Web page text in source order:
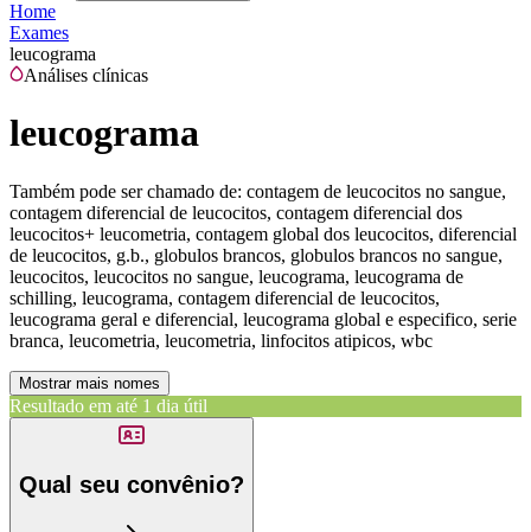
Home
Exames
leucograma
Análises clínicas
leucograma
Também pode ser chamado de: contagem de leucocitos no sangue,
contagem diferencial de leucocitos, contagem diferencial dos
leucocitos+ leucometria, contagem global dos leucocitos, diferencial
de leucocitos, g.b., globulos brancos, globulos brancos no sangue,
leucocitos, leucocitos no sangue, leucograma, leucograma de
schilling, leucograma, contagem diferencial de leucocitos,
leucograma geral e diferencial, leucograma global e especifico, serie
branca, leucometria, leucometria, linfocitos atipicos, wbc
Mostrar mais nomes
Resultado em até 1 dia útil
Qual seu convênio?